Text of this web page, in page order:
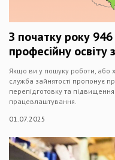
З початку року
професійну освіту
Якщо ви у пошуку роботи, або
служба зайнятості пропонує
перепідготовку та підвищення
працевлаштування.
01.07.2025